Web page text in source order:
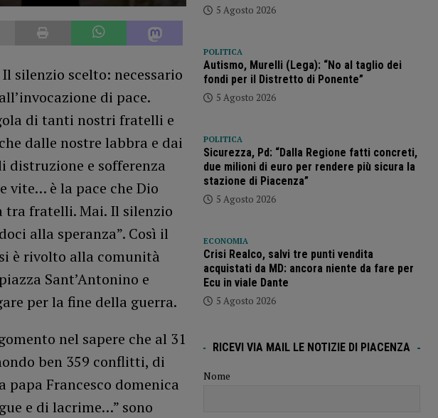
silenzio scelto: necessario
di pace.
di tanti nostri fratelli e
dalle nostre labbra e dai
e sofferenza
vite… è la pace che Dio
tra fratelli. Mai. Il silenzio
alla speranza”. Così il
si è rivolto alla comunità
Sant’Antonino e
per la fine della guerra.
nel sapere che al 31
ben 359 conflitti, di
papa Francesco domenica
e di lacrime…” sono
5 Agosto 2026
POLITICA
Autismo, Murelli (Lega): “No al taglio dei
fondi per il Distretto di Ponente”
5 Agosto 2026
POLITICA
Sicurezza, Pd: “Dalla Regione fatti concreti,
due milioni di euro per rendere più sicura la
stazione di Piacenza”
5 Agosto 2026
ECONOMIA
Crisi Realco, salvi tre punti vendita
acquistati da MD: ancora niente da fare per
Ecu in viale Dante
5 Agosto 2026
RICEVI VIA MAIL LE NOTIZIE DI PIACENZA
Nome